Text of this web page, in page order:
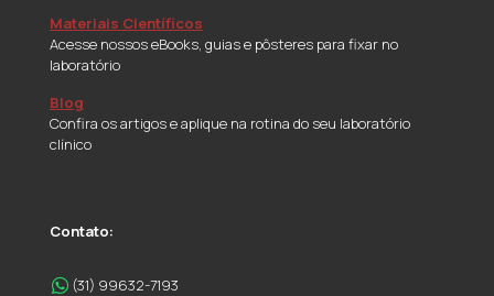
Materiais Científicos
Acesse nossos eBooks, guias e pôsteres para fixar no
laboratório
Blog
Confira os artigos e aplique na rotina do seu laboratório
clínico
Contato:
(31) 99632-7193